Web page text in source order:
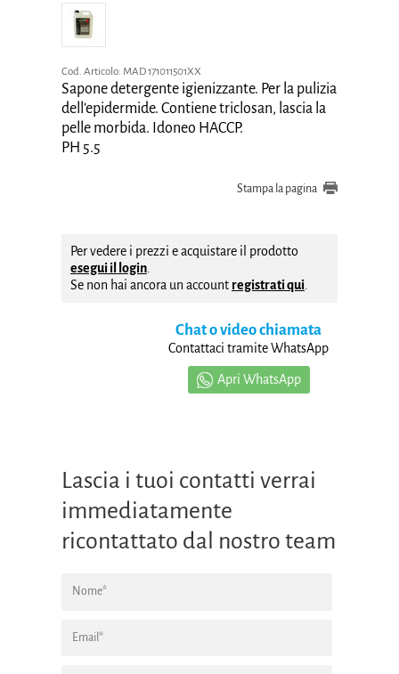
Cod. Articolo: MAD 171011501XX
Sapone detergente igienizzante. Per la pulizia
dell'epidermide. Contiene triclosan, lascia la
pelle morbida. Idoneo HACCP.
PH 5.5
Stampa la pagina
Per vedere i prezzi e acquistare il prodotto
esegui il login
Se non hai ancora un account registrati qui
Chat o video chiamata
Contattaci tramite WhatsApp
Apri WhatsApp
Lascia i tuoi contatti verrai
immediatamente
ricontattato dal nostro team